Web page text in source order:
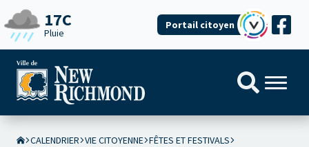
17C
Pluie
Portail citoyen
CALENDRIER VIE CITOYENNE FÊTES ET FESTIVALS